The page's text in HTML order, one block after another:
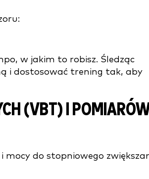
w jakim to robisz. Śledząc
i dostosować trening tak, aby
(VBT) I
do stopniowego